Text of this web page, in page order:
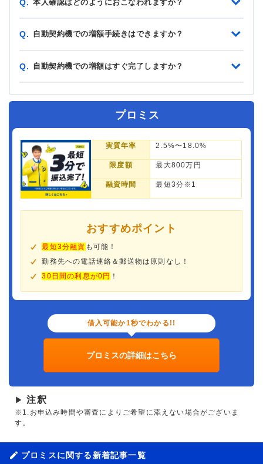
Q. 本人確認はどのようにおこなわれますか？
Q. 自動契約機での増額手続きはできますか？
Q. 自動契約機での増額はすぐ完了しますか？
プロミス
実質年率 2.5%〜18.0%
限度額 最大800万円
融資時間 最短3分※1
おすすめポイント
最短3分融資 も可能！
勤務先への電話連絡＆郵送物は原則なし！
30日間の利息が0円 ！
借入可能か1秒でわかる!!
プロミスの詳細はこちら
▶ 注釈
※1.お申込み時間や審査によりご希望に添えない場合がございま
す。
プロミスに関する新着記事一覧